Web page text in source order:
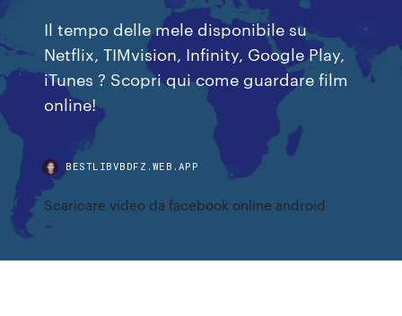
Il tempo delle mele disponibile su
Netflix, TIMvision, Infinity, Google Play,
iTunes ? Scopri qui come guardare film
online!
BESTLIBVBDFZ.WEB.APP
Scaricare video da facebook online android